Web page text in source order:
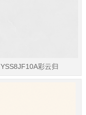
YSS8JF10A彩云归